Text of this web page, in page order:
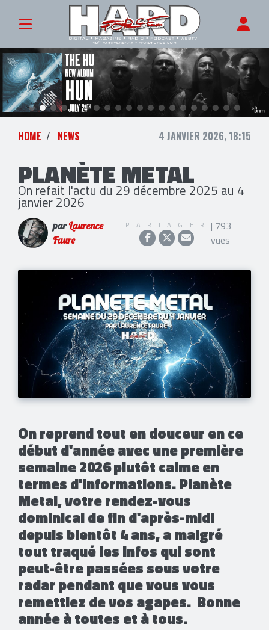
HOME NEWS 4 JANVIER 2026, 18:15
PLANÈTE METAL
On refait l'actu du 29 décembre 2025 au 4
janvier 2026
parLaurence
Faure
PARTAGER | 793
vues
On reprend tout en douceur en ce
début d'année avec une première
semaine 2026 plutôt calme en
termes d'informations.Planète
Metal, votre rendez-vous
dominical de fin d'après-midi
depuis bientôt 4 ans, a malgré
tout traqué les infos qui sont
peut-être passées sous votre
radar pendant que vous vous
remettiez de vos agapes. Bonne
année à toutes et à tous.